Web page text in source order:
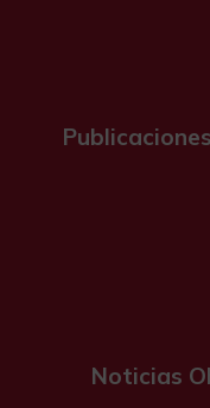
Noticias